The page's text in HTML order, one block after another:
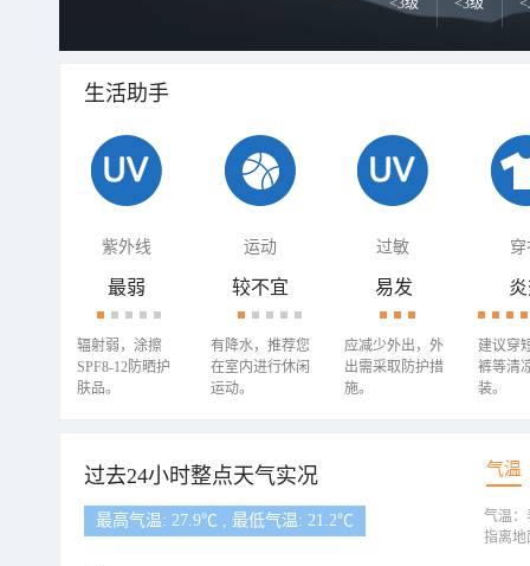
<3级 <3级
生活助手
紫外线 运动 过敏 穿
最弱
辐射弱，涂擦
SPF8-12防晒护
肤品。
较不宜
有降水，推荐您
在室内进行休闲
运动。
易发
应减少外出，外
出需采取防护措
施。
建议穿
裤等清
装。
过去24小时整点天气实况 气温
最高气温: 27.9℃ , 最低气温: 21.2℃
气温：
指离地